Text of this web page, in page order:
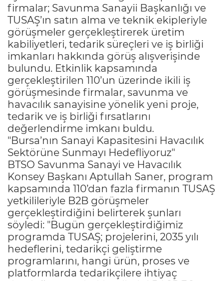
firmalar; Savunma Sanayii Başkanlığı ve
TUSAŞ’ın satın alma ve teknik ekipleriyle
görüşmeler gerçekleştirerek üretim
kabiliyetleri, tedarik süreçleri ve iş birliği
imkanları hakkında görüş alışverişinde
bulundu. Etkinlik kapsamında
gerçekleştirilen 110’un üzerinde ikili iş
görüşmesinde firmalar, savunma ve
havacılık sanayisine yönelik yeni proje,
tedarik ve iş birliği fırsatlarını
değerlendirme imkanı buldu.
"Bursa’nın Sanayi Kapasitesini Havacılık
Sektörüne Sunmayı Hedefliyoruz"
BTSO Savunma Sanayi ve Havacılık
Konsey Başkanı Aptullah Saner, program
kapsamında 110’dan fazla firmanın TUSAŞ
yetkilileriyle B2B görüşmeler
gerçekleştirdiğini belirterek şunları
söyledi: "Bugün gerçekleştirdiğimiz
programda TUSAŞ; projelerini, 2035 yılı
hedeflerini, tedarikçi geliştirme
programlarını, hangi ürün, proses ve
platformlarda tedarikçilere ihtiyaç